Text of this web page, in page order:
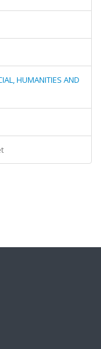
HUMANITIES AND